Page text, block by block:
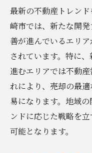
最新の不動産トレン
崎市では、新たな開
善が進んでいるエリ
されています。特に
進むエリアでは不動
れにより、売却の最
易になります。地域
ンドに応じた戦略を
可能となります。